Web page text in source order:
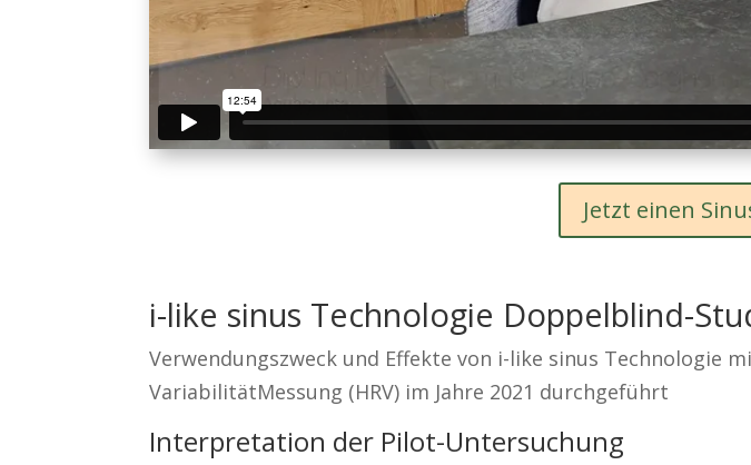
Jetzt einen
i-like sinus Technologie Doppelblind-
Verwendungszweck und Effekte von i-like sinus Technologie
VariabilitätMessung (HRV) im Jahre 2021 durchgeführt
Interpretation der Pilot-Untersuchung